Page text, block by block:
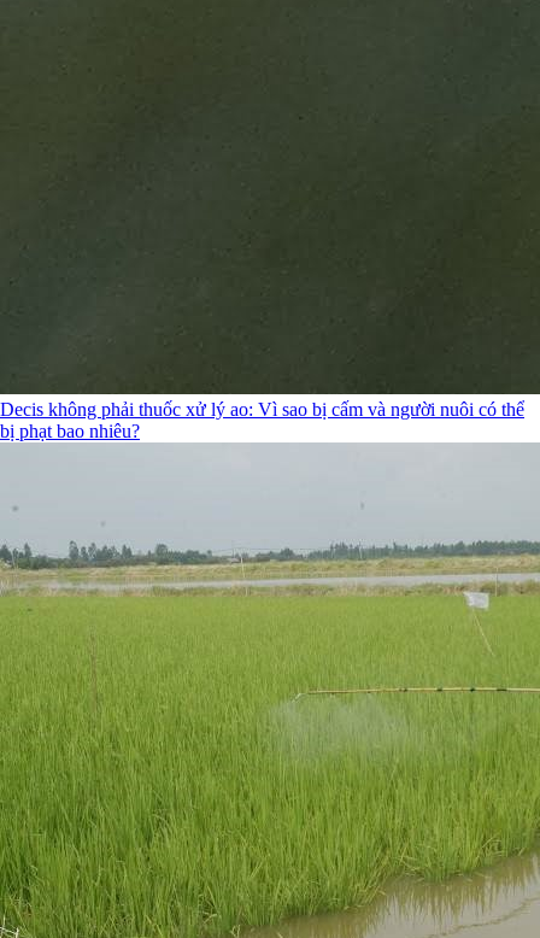
Decis không phải thuốc xử lý ao: Vì sao bị cấm và người nuôi có thể
bị phạt bao nhiêu?